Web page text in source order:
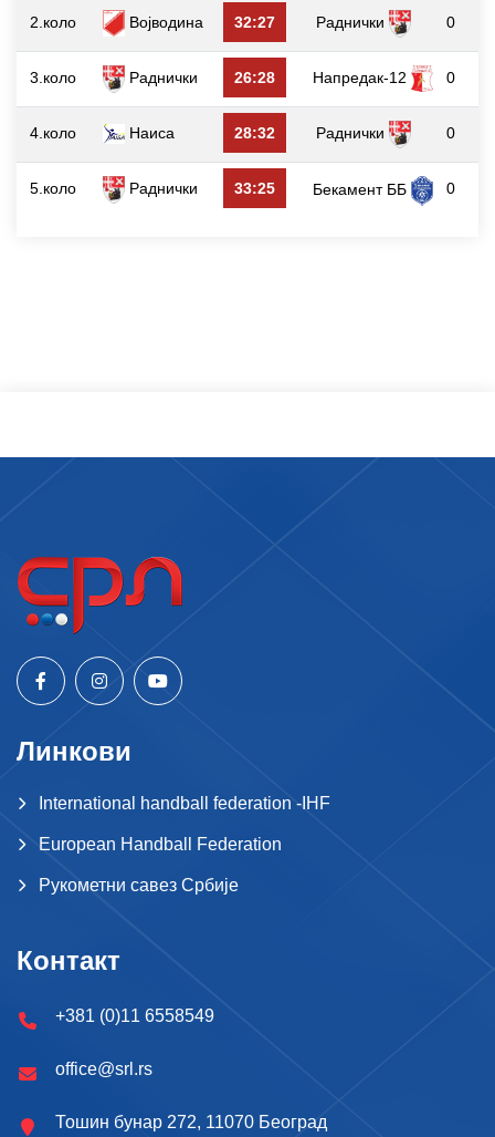
2.коло Војводина 32:27 Раднички 0
3.коло Раднички 26:28 Напредак-12 0
4.коло Наиса 28:32 Раднички 0
5.коло Раднички 33:25 Бекамент ББ 0
Линкови
International handball federation -IHF
European Handball Federation
Рукометни савез Србије
Контакт
+381 (0)11 6558549
office@srl.rs
Тошин бунар 272, 11070 Београд